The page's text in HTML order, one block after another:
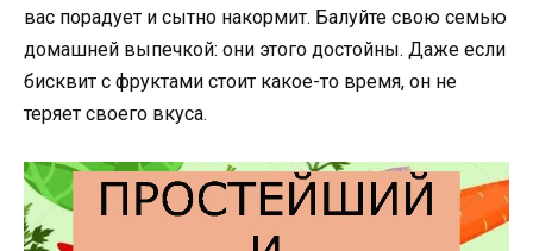
вас порадует и сытно накормит. Балуйте свою семью
домашней выпечкой: они этого достойны. Даже если
бисквит с фруктами стоит какое-то время, он не
теряет своего вкуса.